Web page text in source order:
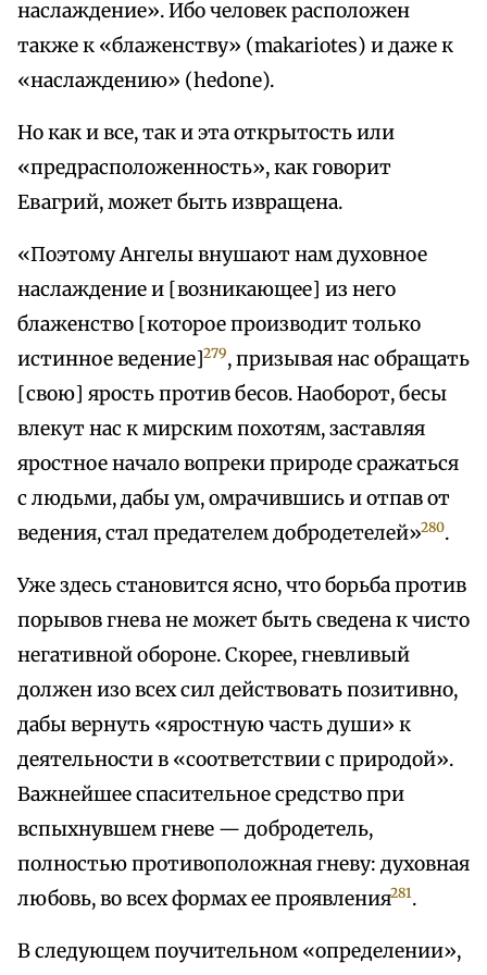
наслаждение». Ибо человек расположен
также к «блаженству» (makariotes) и даже к
«наслаждению» (hedone).
Но как и все, так и эта открытость или
«предрасположенность», как говорит
Евагрий, может быть извращена.
«Поэтому Ангелы внушают нам духовное
наслаждение и [возникающее] из него
блаженство [которое производит только
истинное ведение]279, призывая нас обращать
[свою] ярость против бесов. Наоборот, бесы
влекут нас к мирским похотям, заставляя
яростное начало вопреки природе сражаться
с людьми, дабы ум, омрачившись и отпав от
ведения, стал предателем добродетелей»280.
Уже здесь становится ясно, что борьба против
порывов гнева не может быть сведена к чисто
негативной обороне. Скорее, гневливый
должен изо всех сил действовать позитивно,
дабы вернуть «яростную часть души» к
деятельности в «соответствии с природой».
Важнейшее спасительное средство при
вспыхнувшем гневе — добродетель,
полностью противоположная гневу: духовная
любовь, во всех формах ее проявления281.
В следующем поучительном «определении»,